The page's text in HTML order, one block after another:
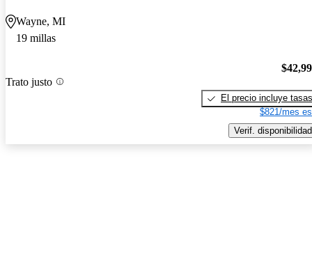
Wayne, MI
19 millas
Trato justo
El precio incluye tasas
$821/mes
Verif. disponibilidad